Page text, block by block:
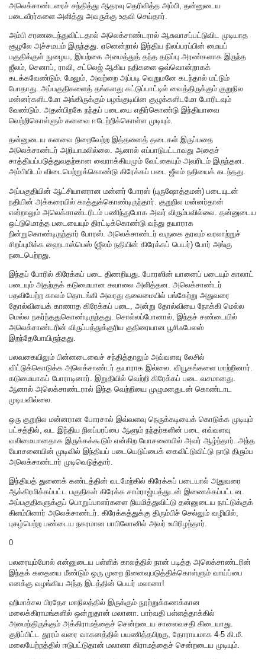
அலெக்சாண்டரைச் சந்தித்து ஆதரவு தெரிவித்த அம்பி, தன்னுடைய
படைவீரர்களை அளித்து அவருக்கு உதவி செய்தார்.
அம்பி சரணடைந்துவிட்டதால் அலெக்சாண்டரால் ஆசுவாசப்பட்டுவிட முடியாத
சூழலே அச்சமயம் இருந்தது. ஏனென்றால் இந்திய நிலப்பரப்பின் மையப்
பகுதிக்குள் நுழைய, இயற்கை அமைத்துத் தந்த தடுப்பு அரண்களாக இருந்த
ஜீலம், செனாப், ராவி, சட்லெஜ் ஆகிய நதிகளை ஒவ்வொன்றாகக்
கடக்கவேண்டும். மேலும், அவற்றை அப்படி வெறுமனே கடந்தால் மட்டும்
போதாது. அப்பகுதிகளைத் தங்களது கட்டுப்பாட்டில் வைத்திருக்கும் குறுநில
மன்னர்களிடமோ அங்கிருக்கும் பழங்குடியின குழுக்களிடமோ போரிடவும்
வேண்டும். அதன்பிறகே நந்தப் படையை எதிர்கொண்டு இந்தியாவை
வெற்றிகொள்ளும் கனவை ஈடேற்றிக்கொள்ள முடியும்.
தன்னுடைய கனவை நிறைவேற்ற இத்தனைத் தடைகள் இருப்பதை
அலெக்சாண்டர் அறியாமலில்லை. ஆனால் எப்பாடுபட்டாவது அதைச்
சாத்தியப்படுத்துவதற்கான வைராக்கியமும் வேட்கையும் அவரிடம் இருந்தன.
அம்பியிடம் விடைபெற்றுக்கொண்டு கிரேக்கப் படை ஜீலம் நதியைக் கடந்தது.
அப்பகுதியின் ஆட்சியாளரான மன்னர் போரஸ் (புருஷோத்தமன்) படையுடன்
நதியின் அக்கரையில் காத்துக்கொண்டிருந்தார். குறுநில மன்னர்தான்
என்றாலும் அலெக்சாண்டரிடம் பணிந்துபோக அவர் விரும்பவில்லை. தன்னுடைய
ஒட்டுமொத்த படையையும் திரட்டிக்கொண்டு வந்து தயாராக
நின்றுகொண்டிருந்தார் போரஸ். அலெக்சாண்டர் வருகை தரவும் வரலாற்றுச்
சிறப்புமிக்க ஹைடாஸ்பெஸ் (ஜீலம் நதியின் கிரேக்கப் பெயர்) போர் அங்கு
நடைபெற்றது.
இந்தப் போரில் கிரேக்கப் படை திணறியது. போரஸின் யானைப் படையும் காலாட்
படையும் அதற்குக் கடுமையான சவாலை அளித்தன. அலெக்சாண்டர்
பதவியேற்ற காலம் தொடங்கி அவரது தலைமையில் பங்கேற்று அதுவரை
தோல்வியைக் காணாத கிரேக்கப் படை, அன்று தோல்வியை நோக்கி மெல்ல
மெல்ல நகர்ந்ததுகொண்டிருந்தது. சொல்லப்போனால், இந்தச் சண்டையில்
அலெக்சாண்டரின் விருப்பத்துக்குரிய குதிரையான பூசிஃபேலஸ்
இறந்தேபோயிருந்தது.
பலவகையிலும் பின்னடைவைச் சந்தித்தாலும் அவ்வளவு லேசில்
விட்டுக்கொடுக்க அலெக்சாண்டர் தயாராக இல்லை. வியூகங்களை மாற்றினார்.
கடுமையாகப் போராடினார். இறுதியில் வெற்றி கிரேக்கப் படை வசமானது.
ஆனால் அலெக்சாண்டரால் இந்த வெற்றியை முழுமனதுடன் கொண்டாட
முடியவில்லை.
ஒரு குறுநில மன்னரான போரசால் இவ்வளவு நெருக்கடியைக் கொடுக்க முடியும்
பட்சத்தில், வட இந்திய நிலப்பரப்பை ஆளும் நந்தர்களின் படை எவ்வளவு
வலிமையானதாக இருக்கக்கூடும் என்கிற யோசனையில் அவர் ஆழ்ந்தார். அந்த
யோசனையின் முடிவில் இந்தியப் படையெடுப்பைக் கைவிட்டுவிட்டு நாடு திரும்ப
அலெக்சாண்டார் முடிவெடுத்தார்.
இந்தியத் துணைக் கண்டத்தின் வடமேற்கில் கிரேக்கப் படையால் அதுவரை
ஆக்கிரமிக்கப்பட்ட பகுதிகள் கிரேக்க சாம்ராஜ்யத்துடன் இணைக்கப்பட்டன.
அப்பகுதிகளுக்குப் பொறுப்பாளர்களை நியமித்துவிட்டு தன்னுடைய நாட்டுக்குக்
கிளம்பினார் அலெக்சாண்டர். கிரேக்கத்துக்கு திரும்பிச் செல்லும் வழியில்,
புகழ்பெற்ற பண்டைய நகரமான பாபிலோனில் அவர் உயிரிழந்தார்.
0
பலரையும்போல் என்னுடைய பள்ளிக் காலத்தில் நான் படித்த அலெக்சாண்டரின்
இந்தக் கதையை மீண்டும் ஒரு முறை நினைவுபடுத்திக்கொள்ளும் வாய்ப்பை
எனக்கு வழங்கிய அந்த இடத்தின் பெயர் மலானா!
ஹிமாச்சல பிரதேச மாநிலத்தில் இருக்கும் நூற்றுக்கணக்கான
மலைக்கிராமங்களில் ஒன்றுதான் மலானா. பார்வதி பள்ளத்தாக்கில்
அமைந்திருக்கும் அக்கிராமத்தைச் சென்றடைய சாலைவசதி கிடையாது.
குறிப்பிட்ட தூரம் வரை வாகனத்தில் பயணித்தபிறகு, தோராயமாக 4-5 கி.மீ.
மலையேற்றத்தில் ஈடுபட்டுதான் மலானா கிராமத்தைச் சென்றடைய முடியும்.